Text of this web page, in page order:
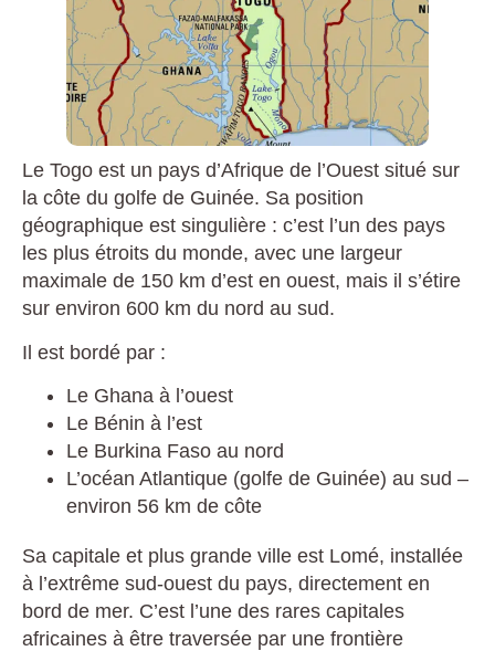
Le Togo est un pays d’Afrique de l’Ouest situé sur
la côte du golfe de Guinée. Sa position
géographique est singulière : c’est l’un des pays
les plus étroits du monde, avec une largeur
maximale de 150 km d’est en ouest, mais il s’étire
sur environ 600 km du nord au sud.
Il est bordé par :
Le Ghana à l’ouest
Le Bénin à l’est
Le Burkina Faso au nord
L’océan Atlantique (golfe de Guinée) au sud –
environ 56 km de côte
Sa capitale et plus grande ville est Lomé, installée
à l’extrême sud-ouest du pays, directement en
bord de mer. C’est l’une des rares capitales
africaines à être traversée par une frontière